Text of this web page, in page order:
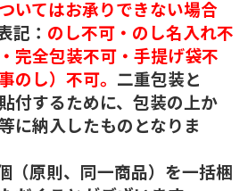
いてはお承りできない場合
記： のし不可・のし名入れ不
完全包装不可・手提げ袋不
のし）不可。 二重包装と
付するために、包装の上か
に納入したものとなりま
（原則、同一商品）を一括梱